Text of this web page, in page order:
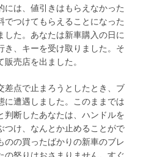
には、値引きはもらえなかった
でつけてもらえることになった
した。あなたは新車購入の日に
き、キーを受け取りました。そ
売店を出ました。
点で止まろうとしたとき、ブ
に遭遇しました。このままでは
判断したあなたは、ハンドルを
つけ、なんとか止めることがで
のの買ったばかりの新車のブレ
の怒りはおさまりません。すぐ